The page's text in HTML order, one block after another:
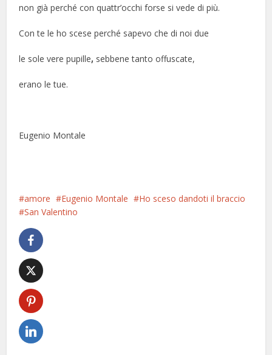
non già perché con quattr’occhi forse si vede di più.
Con te le ho scese perché sapevo che di noi due
le sole vere pupille, sebbene tanto offuscate,
erano le tue.
Eugenio Montale
amore Eugenio Montale
Ho sceso dandoti il braccio
San Valentino